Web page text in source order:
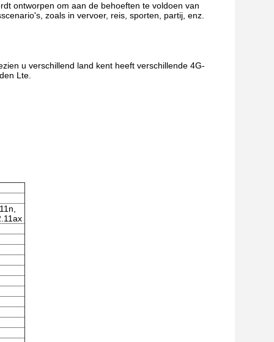
ontworpen om aan de behoeften te voldoen van
zoals in vervoer, reis, sporten, partij, enz.
u verschillend land kent heeft verschillende 4G-
Lte.